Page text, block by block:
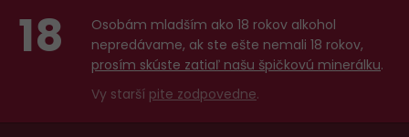
18
Osobám mladším ako 18 rokov alkohol
nepredávame, ak ste ešte nemali 18 rokov,
prosím skúste zatiaľ našu špičkovú minerálku.
Vy starší pite zodpovedne.